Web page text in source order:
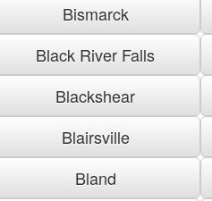
Bismarck
Black River Falls
Blackshear
Blairsville
Bland